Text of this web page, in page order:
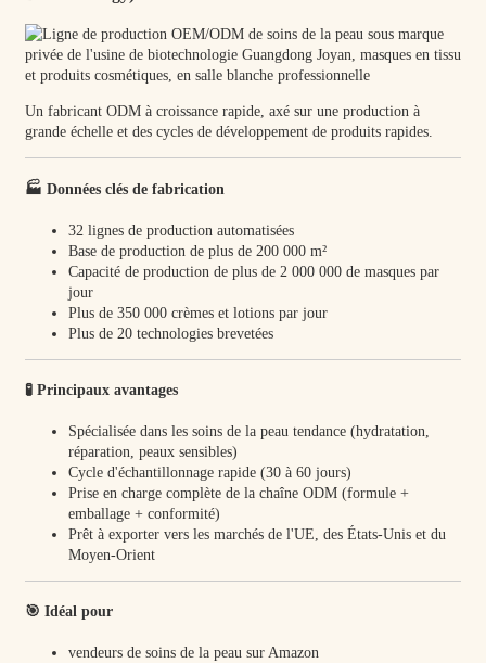
Un fabricant ODM à croissance rapide, axé sur une production à
grande échelle et des cycles de développement de produits rapides.
🏭 Données clés de fabrication
32 lignes de production automatisées
Base de production de plus de 200 000 m²
Capacité de production de plus de 2 000 000 de masques par
jour
Plus de 350 000 crèmes et lotions par jour
Plus de 20 technologies brevetées
🧪 Principaux avantages
Spécialisée dans les soins de la peau tendance (hydratation,
réparation, peaux sensibles)
Cycle d'échantillonnage rapide (30 à 60 jours)
Prise en charge complète de la chaîne ODM (formule +
emballage + conformité)
Prêt à exporter vers les marchés de l'UE, des États-Unis et du
Moyen-Orient
🎯 Idéal pour
vendeurs de soins de la peau sur Amazon